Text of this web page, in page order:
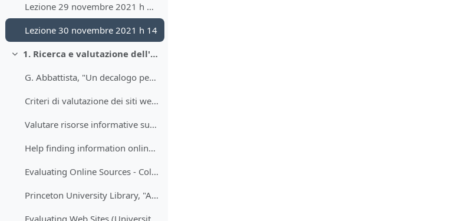
Lezione 29 novembre 2021 h 18 (sintesi causa malfunzionamento Teams)
Lezione 30 novembre 2021 h 14
Minimizza
1. Ricerca e valutazione dell'informazione storica e politica sul web
G. Abbattista, "Un decalogo per la valutazione delle risorse di rete"
Criteri di valutazione dei siti web, a cura di SBA-Units
Valutare risorse informative su web (Information Literacy-SBA-Università di Bologna)
Help finding information online (University of Edinburgh)
Evaluating Online Sources - Columbia University Libraries
Princeton University Library, "Authenticity and Performance: Evaluating Your Sources"